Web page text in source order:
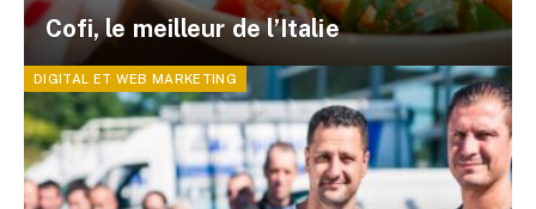
Cofi, le meilleur de l’Italie
DIGITAL ET WEB MARKETING